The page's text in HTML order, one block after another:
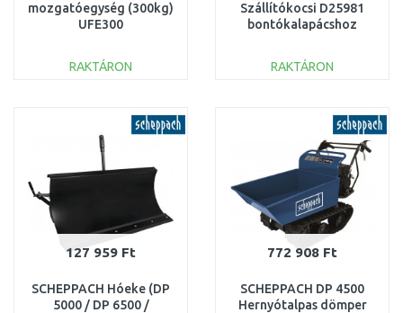
mozgatóegység (300kg)
UFE300
RAKTÁRON
Összehasonlítás
Szállítókocsi D25981
bontókalapácshoz
RAKTÁRON
Összehasonlítás
127 959 Ft
SCHEPPACH Hóeke (DP
5000 / DP 6500 /
772 908 Ft
SCHEPPACH DP 4500
Hernyótalpas dömper